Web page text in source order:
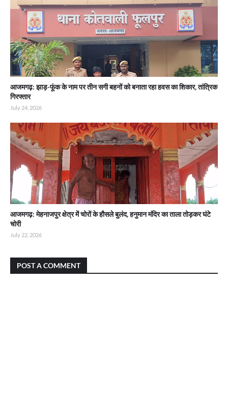
आजमगढ़: झाड़-फूंक के नाम पर तीन सगी बहनों को बनाता रहा हवस का शिकार, तांत्रिक
गिरफ्तार
July 24, 2026
आजमगढ़: मेहनाजपुर क्षेत्र में चोरों के हौसले बुलंद, हनुमान मंदिर का ताला तोड़कर घंटे
चोरी
July 22, 2026
POST A COMMENT